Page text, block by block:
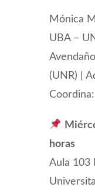
Mónica
UBA –
(UNR) |
horas
Aula 103